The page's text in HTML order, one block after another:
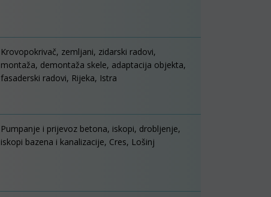
Krovopokrivač, zemljani, zidarski radovi,
montaža, demontaža skele, adaptacija objekta,
fasaderski radovi, Rijeka, Istra
Pumpanje i prijevoz betona, iskopi, drobljenje,
iskopi bazena i kanalizacije, Cres, Lošinj